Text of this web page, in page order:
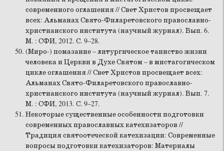
современного оглашения // Свет Христов просвещает
всех: Альманах Свято-Филаретовского православно-
христианского института (научный журнал). Вып. 6.
М. : СФИ, 2012. С. 9–28.
(Миро-) помазание – литургическое таинство жизни
человека и Церкви в Духе Святом – в мистагогическом
цикле оглашения // Свет Христов просвещает всех:
Альманах Свято-Филаретовского православно-
христианского института (научный журнал). Вып. 7.
М. : СФИ, 2013. С. 9–27.
Некоторые существенные особенности подготовки
современных православных катехизаторов //
Традиция святоотеческой катехизации: Современные
вопросы подготовки катехизаторов: Материалы